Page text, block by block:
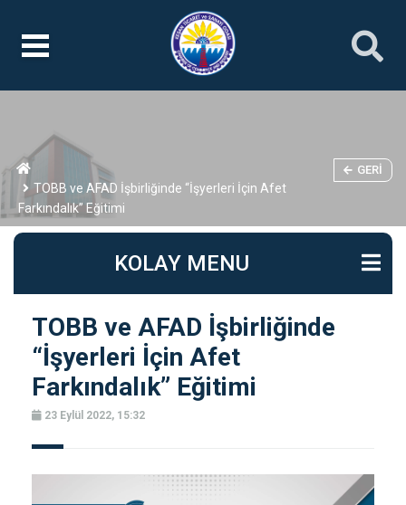
TOBB ve AFAD İşbirliğinde “İşyerleri İçin Afet
Farkındalık” Eğitimi
GERI
KOLAY MENU
TOBB ve AFAD İşbirliğinde
“İşyerleri İçin Afet
Farkındalık” Eğitimi
23 Eylül 2022, 15:32